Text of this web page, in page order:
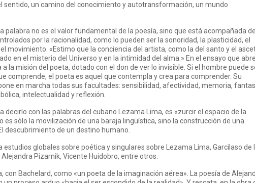
sentido, un camino del conocimiento y autotransformación, un mundo
palabra no es el valor fundamental de la poesía, sino que está acompañada de
por la racionalidad, como lo pueden ser la sonoridad, la plasticidad, el
movimiento. «Estimo que la conciencia del artista, como la del santo y el
en el misterio del Universo y en la intimidad del alma.» En el ensayo que abre
la misión del poeta, dotado con el don de ver lo invisible. Si el hombre puede
comprende, el poeta es aquel que contempla y crea para comprender. Su
en marcha todas sus facultades: sensibilidad, afectividad, memoria,
intelectualidad y reflexión.
decirlo con las palabras del cubano Lezama Lima, es «zurcir el espacio de la
es sólo la movilización de una baraja lingüística, sino la construcción de una
descubrimiento de un destino humano.
estudios globales sobre poética y singulares sobre Lezama Lima, Garcilaso de
Pizarnik, Vicente Huidobro, entre otros.
con Bachelard, como «un poeta de la imaginación aérea». La poesía de